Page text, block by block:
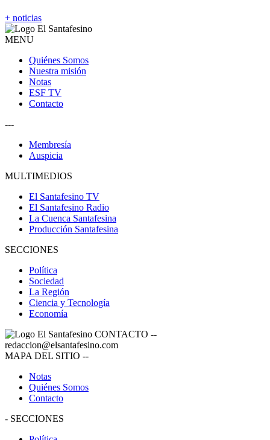
+ noticias
MENU
Quiénes Somos
Nuestra misión
Notas
ESF TV
Contacto
---
Membresía
Auspicia
MULTIMEDIOS
El Santafesino TV
El Santafesino Radio
La Cuenca Santafesina
Producción Santafesina
SECCIONES
Política
Sociedad
La Región
Ciencia y Tecnología
Economía
CONTACTO --
redaccion@elsantafesino.com
MAPA DEL SITIO --
Notas
Quiénes Somos
Contacto
- SECCIONES